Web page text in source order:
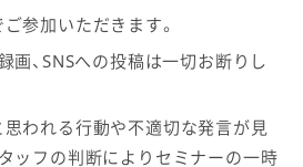
参加いただきます。
画、SNSへの投稿は一切お断りし
われる行動や不適切な発言が見
ッフの判断によりセミナーの一時